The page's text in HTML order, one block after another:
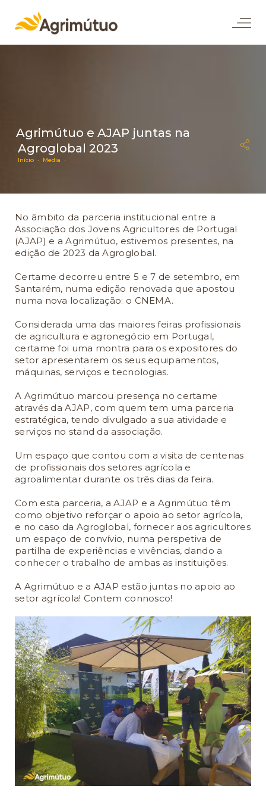
Agrimútuo e AJAP juntas na
Agroglobal 2023
Início · Media ·
No âmbito da parceria institucional entre a
Associação dos Jovens Agricultores de Portugal
(AJAP) e a Agrimútuo, estivemos presentes, na
edição de 2023 da Agroglobal.
Certame decorreu entre 5 e 7 de setembro, em
Santarém, numa edição renovada que apostou
numa nova localização: o CNEMA.
Considerada uma das maiores feiras profissionais
de agricultura e agronegócio em Portugal,
certame foi uma montra para os expositores do
setor apresentarem os seus equipamentos,
máquinas, serviços e tecnologias.
A Agrimútuo marcou presença no certame
através da AJAP, com quem tem uma parceria
estratégica, tendo divulgado a sua atividade e
serviços no stand da associação.
Um espaço que contou com a visita de centenas
de profissionais dos setores agrícola e
agroalimentar durante os três dias da feira.
Com esta parceria, a AJAP e a Agrimútuo têm
como objetivo reforçar o apoio ao setor agrícola,
e no caso da Agroglobal, fornecer aos agricultores
um espaço de convívio, numa perspetiva de
partilha de experiências e vivências, dando a
conhecer o trabalho de ambas as instituições.
A Agrimútuo e a AJAP estão juntas no apoio ao
setor agrícola! Contem connosco!